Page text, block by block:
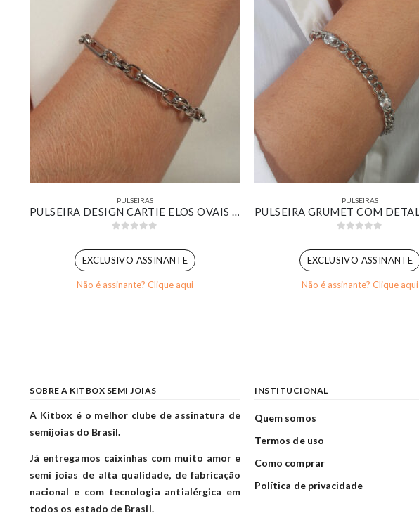
PULSEIRAS
PULSEIRA DESIGN CARTIE ELOS OVAIS BANHADO EM OURO BRANCO
EXCLUSIVO ASSINANTE
Não é assinante? Clique aqui
PULSEIRAS
EXCLUSIVO ASSINANTE
Não é assinante? Clique aqui
SOBRE A KITBOX SEMI JOIAS
A Kitbox é o melhor clube de assinatura de
semijoias do Brasil.
Já entregamos caixinhas com muito amor e
semi joias de alta qualidade, de fabricação
nacional e com tecnologia antialérgica em
todos os estado de Brasil.
INSTITUCIONAL
Quem somos
Termos de uso
Como comprar
Política de privacidade